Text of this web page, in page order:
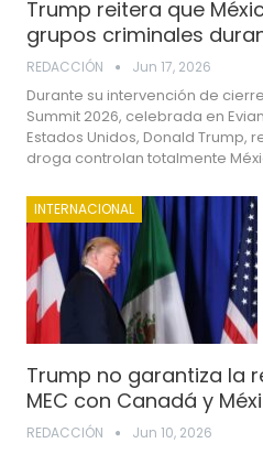
Trump reitera que
grupos criminales
REDACCIÓN Jun 17, 2026
Durante su intervención de
Summit 2026, celebrada en
Estados Unidos, Donald Trump,
droga controlan totalmente
INTERNACIONAL
Trump no garantiza la
MEC con Canadá y
REDACCIÓN Jun 10, 2026